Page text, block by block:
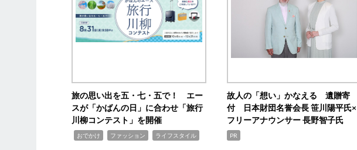
旅の思い出を五・七・五で！ エー
スが「かばんの日」に合わせ「旅行
川柳コンテスト」を開催
おでかけ ファッション ライフスタイル
故人の「想い」かなえる 遺贈寄
付 日本財団名誉会長 笹川陽平氏×
フリーアナウンサー 長野智子氏
PR